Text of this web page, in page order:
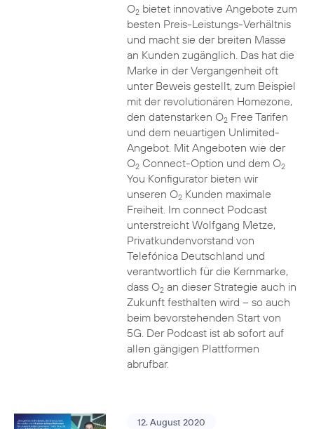
O2bietet innovative Angebote zum
besten Preis-Leistungs-Verhältnis
und macht sie der breiten Masse
an Kunden zugänglich. Das hat die
Marke in der Vergangenheit oft
unter Beweis gestellt, zum Beispiel
mit der revolutionären Homezone,
den datenstarken O2Free Tarifen
und dem neuartigen Unlimited-
Angebot. Mit Angeboten wie der
O2Connect-Option und dem O2
You Konfigurator bieten wir
unseren O2Kunden maximale
Freiheit. Im connect Podcast
unterstreicht Wolfgang Metze,
Privatkundenvorstand von
Telefónica Deutschland und
verantwortlich für die Kernmarke,
dass O2an dieser Strategie auch in
Zukunft festhalten wird – so auch
beim bevorstehenden Start von
5G. Der Podcast ist ab sofort auf
allen gängigen Plattformen
abrufbar.
12. August 2020